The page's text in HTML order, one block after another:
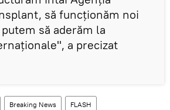
să funcţionăm noi
să aderăm la
a precizat
Breaking News FLASH